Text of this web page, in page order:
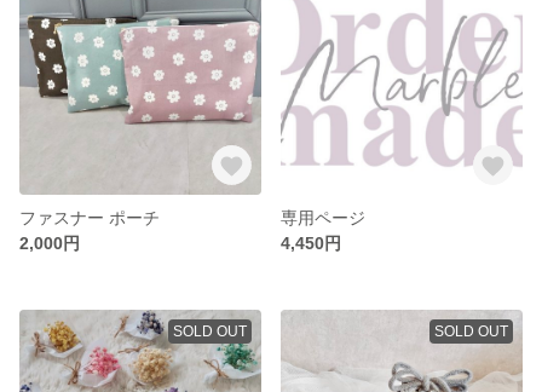
ファスナー ポーチ
2,000円
専用ページ
4,450円
SOLD OUT SOLD OUT